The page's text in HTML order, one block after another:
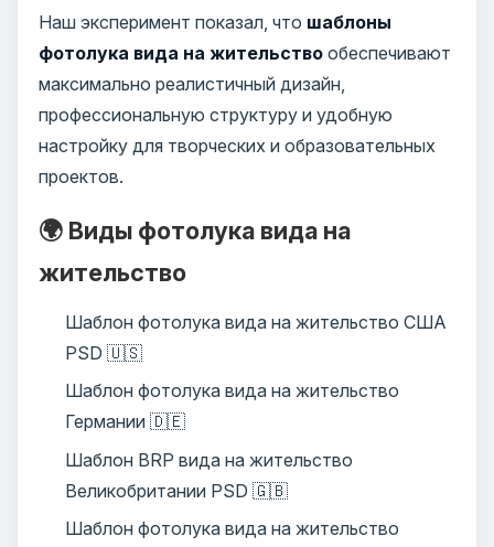
Наш эксперимент показал, что шаблоны
фотолука вида на жительство обеспечивают
максимально реалистичный дизайн,
профессиональную структуру и удобную
настройку для творческих и образовательных
проектов.
🌍 Виды фотолука вида на
жительство
Шаблон фотолука вида на жительство США
PSD 🇺🇸
Шаблон фотолука вида на жительство
Германии 🇩🇪
Шаблон BRP вида на жительство
Великобритании PSD 🇬🇧
Шаблон фотолука вида на жительство